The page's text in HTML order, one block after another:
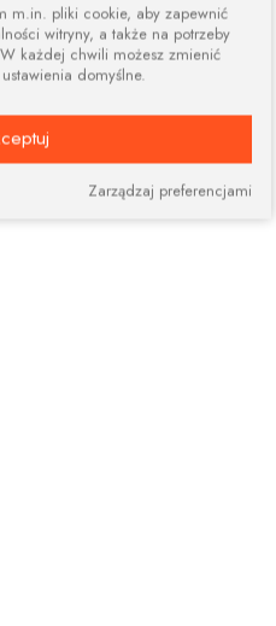
m.in. pliki cookie, aby zapewnić
witryny, a także na potrzeby
każdej chwili możesz zmienić
domyślne.
Zarządzaj preferencjami